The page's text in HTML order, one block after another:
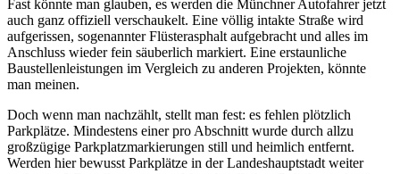
Fast könnte man glauben, es werden die Münchner Autofahrer jetzt
auch ganz offiziell verschaukelt. Eine völlig intakte Straße wird
aufgerissen, sogenannter Flüsterasphalt aufgebracht und alles im
Anschluss wieder fein säuberlich markiert. Eine erstaunliche
Baustellenleistungen im Vergleich zu anderen Projekten, könnte
man meinen.
Doch wenn man nachzählt, stellt man fest: es fehlen plötzlich
Parkplätze. Mindestens einer pro Abschnitt wurde durch allzu
großzügige Parkplatzmarkierungen still und heimlich entfernt.
Werden hier bewusst Parkplätze in der Landeshauptstadt weiter